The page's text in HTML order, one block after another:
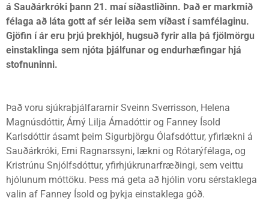
á Sauðárkróki þann 21. maí síðastliðinn. Það er markmið
félaga að láta gott af sér leiða sem víðast í samfélaginu.
Gjöfin í ár eru þrjú þrekhjól, hugsuð fyrir alla þá fjölmörgu
einstaklinga sem njóta þjálfunar og endurhæfingar hjá
stofnuninni.
Það voru sjúkraþjálfararnir Sveinn Sverrisson, Helena
Magnúsdóttir, Árný Lilja Árnadóttir og Fanney Ísold
Karlsdóttir ásamt þeim Sigurbjörgu Ólafsdóttur, yfirlækni á
Sauðárkróki, Erni Ragnarssyni, lækni og Rótarýfélaga, og
Kristrúnu Snjólfsdóttur, yfirhjúkrunarfræðingi, sem veittu
hjólunum móttöku. Þess má geta að hjólin voru sérstaklega
valin af Fanney Ísold og þykja einstaklega góð.